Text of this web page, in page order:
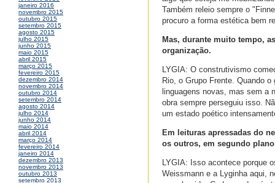
janeiro 2016
novembro 2015
outubro 2015
setembro 2015
agosto 2015
julho 2015
junho 2015
maio 2015
abril 2015
março 2015
fevereiro 2015
dezembro 2014
novembro 2014
outubro 2014
setembro 2014
agosto 2014
julho 2014
junho 2014
maio 2014
abril 2014
março 2014
fevereiro 2014
janeiro 2014
dezembro 2013
novembro 2013
outubro 2013
setembro 2013
Também releio sempre o
procuro a forma estética bem
Mas, durante muito tempo,
organização.
LYGIA: O construtivismo
Rio, o Grupo Frente. Quando
linguagens novas, mas sem a
obra sempre perseguiu isso.
um estado poético
Em leituras apressadas do
os outros, em segundo
LYGIA: Isso acontece porque
Weissmann e a Lyginha aqui,